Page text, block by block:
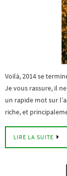
Voilà, 2014 se
Je vous rassure, il
un rapide mot sur
riche, et
LIRE LA SUITE